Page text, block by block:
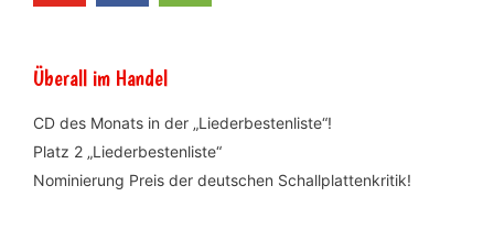
Überall im Handel
CD des Monats in der „Liederbestenliste“!
Platz 2 „Liederbestenliste“
Nominierung Preis der deutschen Schallplattenkritik!